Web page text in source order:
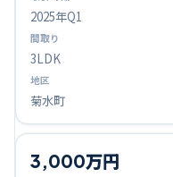
2025年Q1
3LDK
菊水町
3,000万円